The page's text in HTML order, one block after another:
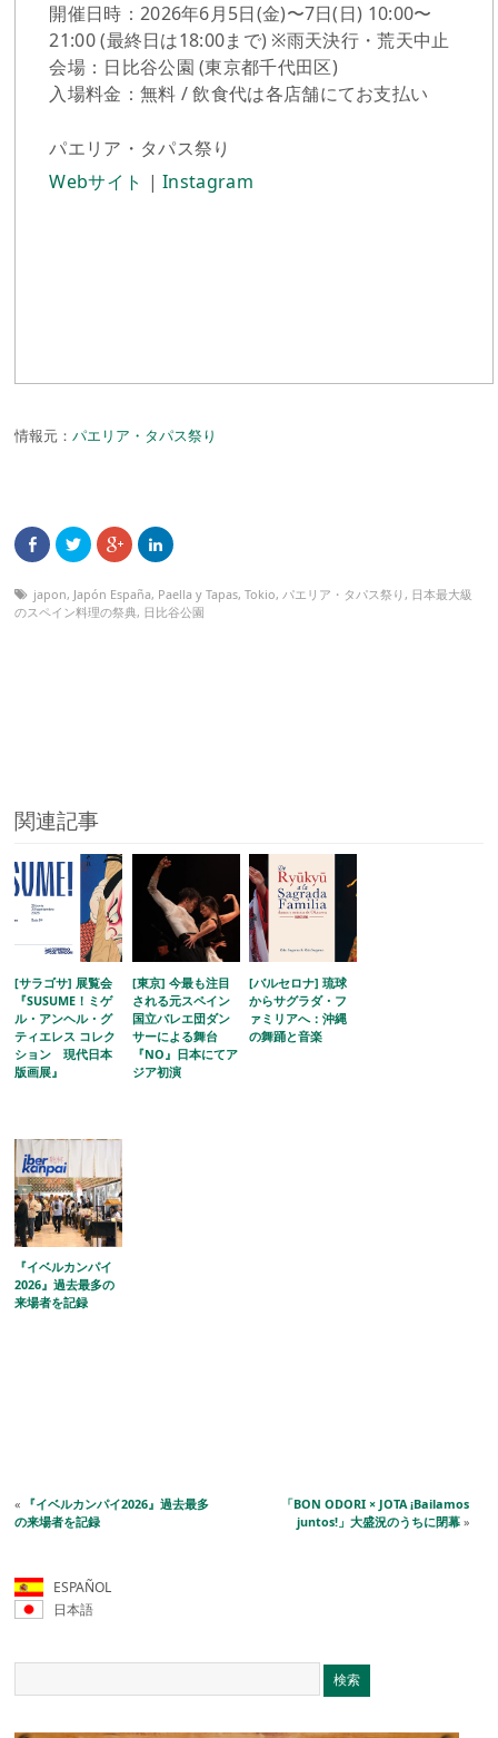
開催日時：2026年6月5日(金)〜7日(日) 10:00〜
21:00 (最終日は18:00まで) ※雨天決行・荒天中止
会場：日比谷公園 (東京都千代田区)
入場料金：無料 / 飲食代は各店舗にてお支払い
パエリア・タパス祭り
Webサイト |Instagram
情報元：パエリア・タパス祭り
japon, Japón España, Paella y Tapas,Tokio, パエリア・タパス祭り , 日本最大級
のスペイン料理の祭典, 日比谷公園
関連記事
[サラゴサ] 展覧会
『SUSUME！ミゲ
ル・アンヘル・グ
ティエレス コレク
ション 現代日本
版画展』
[東京] 今最も注目
される元スペイン
国立バレエ団ダン
サーによる舞台
『NO』日本にてア
ジア初演
[バルセロナ] 琉球
からサグラダ・フ
ァミリアへ：沖縄
の舞踊と音楽
『イベルカンパイ
2026』過去最多の
来場者を記録
« 『イベルカンパイ2026』過去最多
の来場者を記録
「BON ODORI × JOTA ¡Bailamos
juntos!」大盛況のうちに閉幕»
ESPAÑOL
日本語